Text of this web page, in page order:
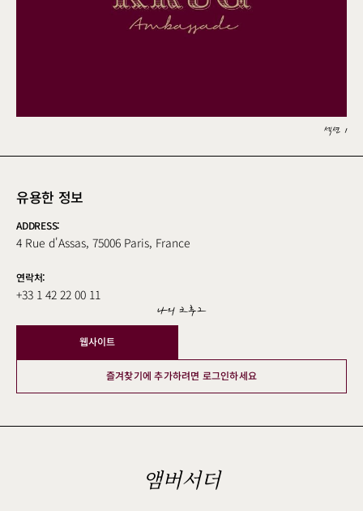
섹션 1
유용한 정보
ADDRESS:
4 Rue d'Assas, 75006 Paris, France
연락처:
+33 1 42 22 00 11 나의 크루그
웹사이트
즐겨찾기에 추가하려면 로그인하세요
앰버서더